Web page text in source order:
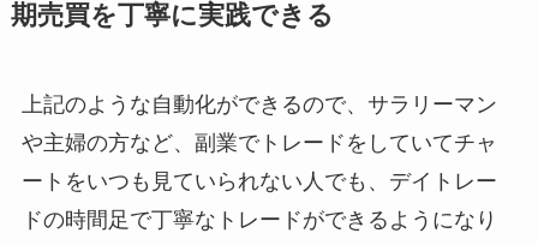
期売買を丁寧に実践できる
上記のような自動化ができるので、サラリーマン
や主婦の方など、副業でトレードをしていてチャ
ートをいつも見ていられない人でも、デイトレー
ドの時間足で丁寧なトレードができるようになり